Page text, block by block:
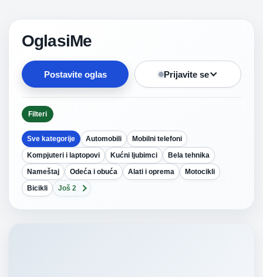
OglasiMe
Postavite oglas Prijavite se
Filteri
Sve kategorije Automobili
Mobilni telefoni
Kompjuteri i laptopovi
Kućni ljubimci
Bela tehnika
Nameštaj
Odeća i obuća Alati i oprema
Motocikli
Bicikli
Još 2